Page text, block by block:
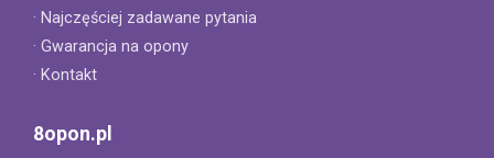
· Najczęściej zadawane pytania
· Gwarancja na opony
· Kontakt
8opon.pl